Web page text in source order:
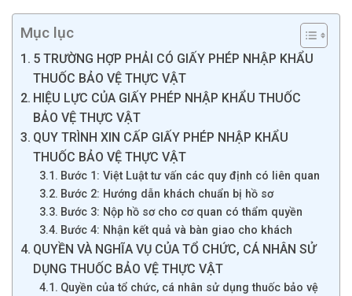
Mục lục
5 TRƯỜNG HỢP PHẢI CÓ GIẤY PHÉP NHẬP KHẨU
THUỐC BẢO VỆ THỰC VẬT
HIỆU LỰC CỦA GIẤY PHÉP NHẬP KHẨU THUỐC
BẢO VỆ THỰC VẬT
QUY TRÌNH XIN CẤP GIẤY PHÉP NHẬP KHẨU
THUỐC BẢO VỆ THỰC VẬT
Bước 1: Việt Luật tư vấn các quy định có liên quan
Bước 2: Hướng dẫn khách chuẩn bị hồ sơ
Bước 3: Nộp hồ sơ cho cơ quan có thẩm quyền
Bước 4: Nhận kết quả và bàn giao cho khách
QUYỀN VÀ NGHĨA VỤ CỦA TỔ CHỨC, CÁ NHÂN SỬ
DỤNG THUỐC BẢO VỆ THỰC VẬT
Quyền của tổ chức, cá nhân sử dụng thuốc bảo vệ